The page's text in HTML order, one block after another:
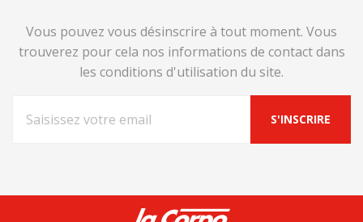
Vous pouvez vous désinscrire à tout moment. Vous
trouverez pour cela nos informations de contact dans
les conditions d'utilisation du site.